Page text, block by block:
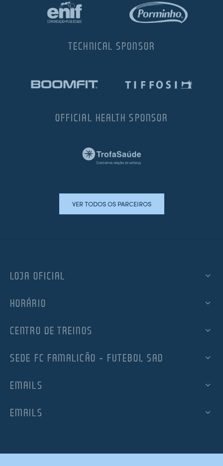
TECHNICAL SPONSOR
OFFICIAL HEALTH SPONSOR
VER TODOS OS PARCEIROS
LOJA OFICIAL
HORÁRIO
CENTRO DE TREINOS
SEDE FC FAMALICÃO – FUTEBOL SAD
EMAILS
EMAILS